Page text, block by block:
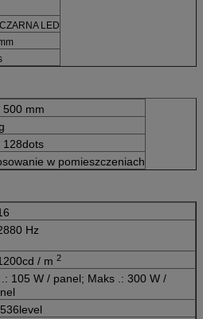
LED
500 mm
128dots
w pomieszczeniach
Hz
/ m 2
.: 105 W / panel; Maks .: 300 W /